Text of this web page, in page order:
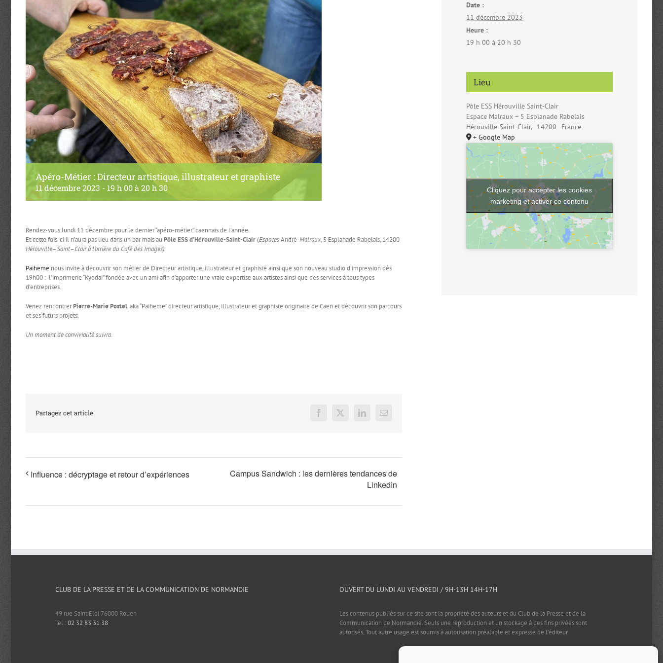
Apéro-Métier : Directeur artistique, illustrateur et graphiste
11 décembre 2023 - 19 h 00à 20 h 30
Rendez-vous lundi 11 décembre pour le dernier “apéro-métier” caennais de l’année.
Et cette fois-ci il n’aura pas lieu dans un bar mais au Pôle ESS d’Hérouville-Saint-Clair(EspacesAndré-Malraux, 5 Esplanade Rabelais, 14200
Hérouville–Saint–Clair à l’arrière du Café des Images).
Paiheme nous invite à découvrir son métier de Directeur artistique, illustrateur et graphiste ainsi que son nouveau studio d’impression dès
19h00 : l’imprimerie “Kyodai” fondée avec un ami afin d’apporter une vraie expertise aux artistes ainsi que des services à tous types
d’entreprises.
Venez rencontrerPierre-Marie Postel, aka “Paiheme” directeur artistique, illustrateur et graphiste originaire de Caen et découvrir son parcours
et ses futurs projets.
Un moment de convivialité suivra.
Partagez cet article Facebook
X LinkedInEmail
Influence : décryptage et retour d’expériences
Campus Sandwich : les dernières tendances de
LinkedIn
Date :
11 décembre 2023
Heure :
19 h 00 à 20 h 30
Lieu
Pôle ESS Hérouville Saint-Clair
Espace Malraux – 5 Esplanade Rabelais
Hérouville-Saint-Clair, 14200
France
+ Google Map
Cliquez pour accepter les cookies
marketing et activer ce contenu
CLUB DE LA PRESSE ET DE LA COMMUNICATION DE NORMANDIE
49 rue Saint Eloi 76000 Rouen
Tel :02 32 83 31 38
OUVERT DU LUNDI AU VENDREDI / 9H-13H 14H-17H
Les contenus publiés sur ce site sont la propriété des auteurs et du Club de la Presse et de la
Communication de Normandie. Seuls une reproduction et un stockage à des fins privées sont
autorisés. Tout autre usage est soumis à autorisation préalable et expresse de l'éditeur.